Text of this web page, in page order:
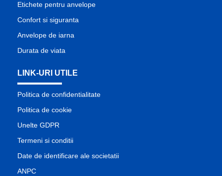
Etichete pentru anvelope
Confort si siguranta
Anvelope de iarna
Durata de viata
LINK-URI UTILE
Politica de confidentialitate
Politica de cookie
Unelte GDPR
Termeni si conditii
Date de identificare ale societatii
ANPC